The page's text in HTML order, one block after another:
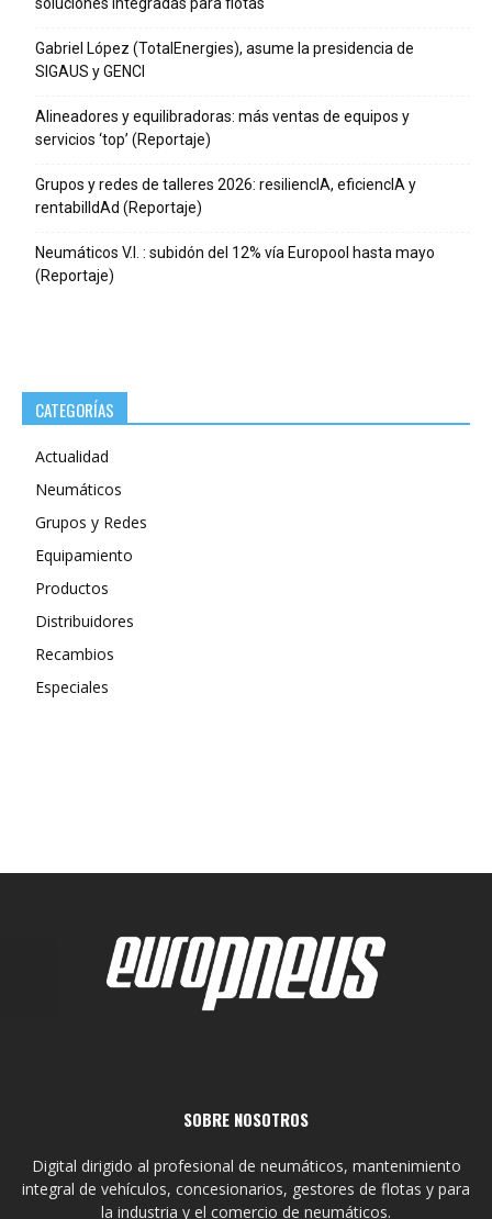
soluciones integradas para flotas
Gabriel López (TotalEnergies), asume la presidencia de
SIGAUS y GENCI
Alineadores y equilibradoras: más ventas de equipos y
servicios ‘top’ (Reportaje)
Grupos y redes de talleres 2026: resiliencIA, eficiencIA y
rentabilIdAd (Reportaje)
Neumáticos V.I. : subidón del 12% vía Europool hasta mayo
(Reportaje)
CATEGORÍAS
Actualidad
Neumáticos
Grupos y Redes
Equipamiento
Productos
Distribuidores
Recambios
Especiales
SOBRE NOSOTROS
Digital dirigido al profesional de neumáticos, mantenimiento
integral de vehículos, concesionarios, gestores de flotas y para
la industria y el comercio de neumáticos.